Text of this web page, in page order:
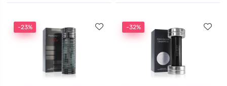
-23% -32%